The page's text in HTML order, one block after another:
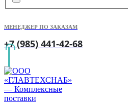
МЕНЕДЖЕР ПО ЗАКАЗАМ
+7 (985) 441-42-68